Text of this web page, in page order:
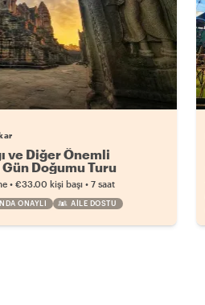
ve Diğer Önemli
Doğumu Turu
•€33.00 kişi başı •7 saat
ONAYLI AILE DOSTU